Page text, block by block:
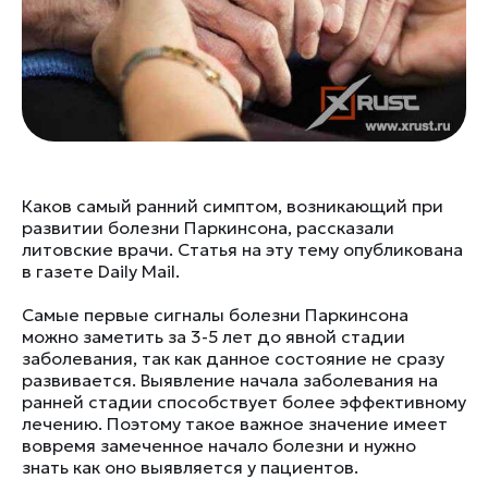
Каков самый ранний симптом, возникающий при
развитии болезни Паркинсона, рассказали
литовские врачи. Статья на эту тему опубликована
в газете Daily Mail.
Самые первые сигналы болезни Паркинсона
можно заметить за 3-5 лет до явной стадии
заболевания, так как данное состояние не сразу
развивается. Выявление начала заболевания на
ранней стадии способствует более эффективному
лечению. Поэтому такое важное значение имеет
вовремя замеченное начало болезни и нужно
знать как оно выявляется у пациентов.